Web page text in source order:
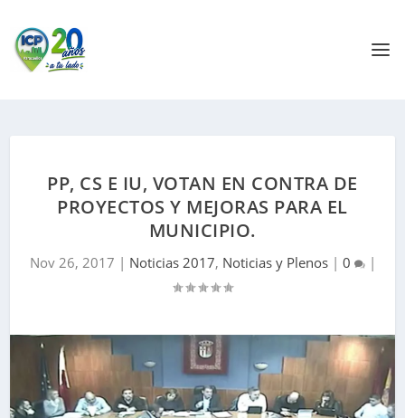
PP, CS E IU, VOTAN EN CONTRA DE
PROYECTOS Y MEJORAS PARA EL
MUNICIPIO.
Nov 26, 2017 | Noticias 2017, Noticias y Plenos| 0 |